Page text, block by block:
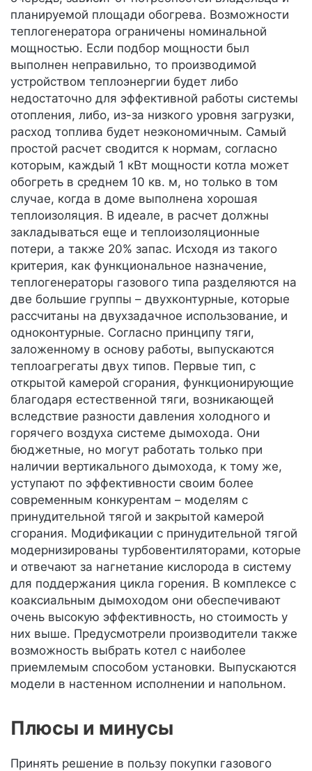
планируемой площади обогрева. Возможности
теплогенератора ограничены номинальной
мощностью. Если подбор мощности был
выполнен неправильно, то производимой
устройством теплоэнергии будет либо
недостаточно для эффективной работы системы
отопления, либо, из-за низкого уровня загрузки,
расход топлива будет неэкономичным. Самый
простой расчет сводится к нормам, согласно
которым, каждый 1 кВт мощности котла может
обогреть в среднем 10 кв. м, но только в том
случае, когда в доме выполнена хорошая
теплоизоляция. В идеале, в расчет должны
закладываться еще и теплоизоляционные
потери, а также 20% запас. Исходя из такого
критерия, как функциональное назначение,
теплогенераторы газового типа разделяются на
две большие группы – двухконтурные, которые
рассчитаны на двухзадачное использование, и
одноконтурные. Согласно принципу тяги,
заложенному в основу работы, выпускаются
теплоагрегаты двух типов. Первые тип, с
открытой камерой сгорания, функционирующие
благодаря естественной тяги, возникающей
вследствие разности давления холодного и
горячего воздуха системе дымохода. Они
бюджетные, но могут работать только при
наличии вертикального дымохода, к тому же,
уступают по эффективности своим более
современным конкурентам – моделям с
принудительной тягой и закрытой камерой
сгорания. Модификации с принудительной тягой
модернизированы турбовентиляторами, которые
и отвечают за нагнетание кислорода в систему
для поддержания цикла горения. В комплексе с
коаксиальным дымоходом они обеспечивают
очень высокую эффективность, но стоимость у
них выше. Предусмотрели производители также
возможность выбрать котел с наиболее
приемлемым способом установки. Выпускаются
модели в настенном исполнении и напольном.
Плюсы и минусы
Принять решение в пользу покупки газового